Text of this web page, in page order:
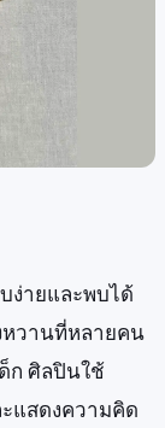
ง่ายและพบได้
หวานที่หลายคน
ก ศิลปินใช้
ะแสดงความคิด